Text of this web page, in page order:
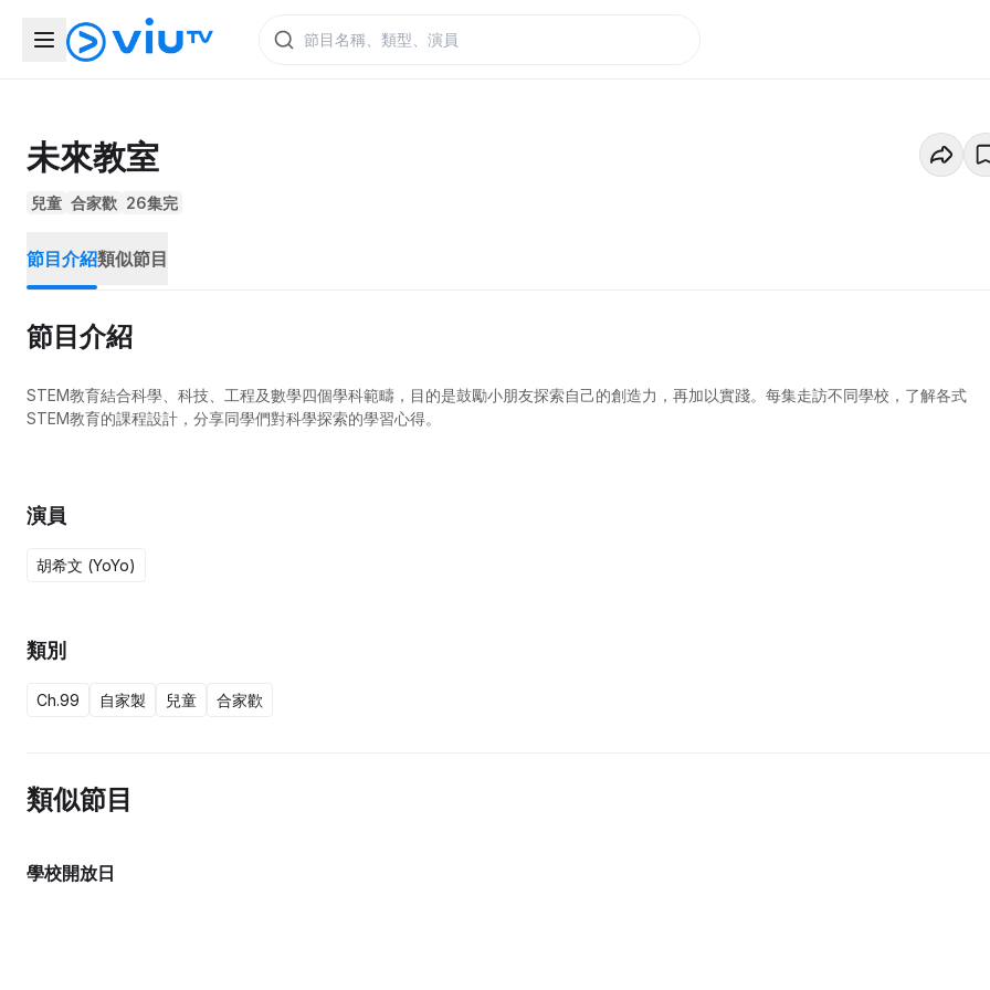
未來教室
兒童 合家歡 26集完
節目介紹類似節目
節目介紹
STEM教育結合科學、科技、工程及數學四個學科範疇，目的是鼓勵小朋友探索自己的創造力，再加以實踐。每集走訪不同學校，了解各式
STEM教育的課程設計，分享同學們對科學探索的學習心得。
演員
胡希文 (YoYo)
類別
Ch.99 自家製 兒童 合家歡
類似節目
學校開放日